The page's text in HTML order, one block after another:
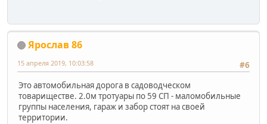
Ярослав 86
#6
15 апреля 2019, 10:03:58
Это автомобильная дорога в садоводческом
товариществе. 2.0м тротуары по 59 СП - маломобильные
группы населения, гараж и забор стоят на своей
территории.